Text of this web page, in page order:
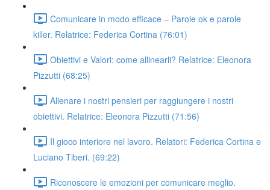
Comunicare in modo efficace – Parole ok e parole
killer. Relatrice: Federica Cortina (76:01)
Obiettivi e Valori: come allinearli? Relatrice: Eleonora
Pizzutti (68:25)
Allenare i nostri pensieri per raggiungere i nostri
obiettivi. Relatrice: Eleonora Pizzutti (71:56)
Il gioco interiore nel lavoro. Relatori: Federica Cortina e
Luciano Tiberi. (69:22)
Riconoscere le emozioni per comunicare meglio.